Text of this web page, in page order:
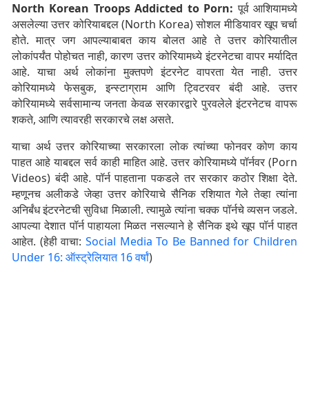
North Korean Troops Addicted to Porn: पूर्व आशियामध्ये
असलेल्या उत्तर कोरियाबद्दल (North Korea) सोशल मीडियावर खूप चर्चा
होते. मात्र जग आपल्याबाबत काय बोलत आहे ते उत्तर कोरियातील
लोकांपर्यंत पोहोचत नाही, कारण उत्तर कोरियामध्ये इंटरनेटचा वापर मर्यादित
आहे. याचा अर्थ लोकांना मुक्तपणे इंटरनेट वापरता येत नाही. उत्तर
कोरियामध्ये फेसबुक, इन्स्टाग्राम आणि ट्विटरवर बंदी आहे. उत्तर
कोरियामध्ये सर्वसामान्य जनता केवळ सरकारद्वारे पुरवलेले इंटरनेटच वापरू
शकते, आणि त्यावरही सरकारचे लक्ष असते.
याचा अर्थ उत्तर कोरियाच्या सरकारला लोक त्यांच्या फोनवर कोण काय
पाहत आहे याबद्दल सर्व काही माहित आहे. उत्तर कोरियामध्ये पॉर्नवर (Porn
Videos) बंदी आहे. पॉर्न पाहताना पकडले तर सरकार कठोर शिक्षा देते.
म्हणूनच अलीकडे जेव्हा उत्तर कोरियाचे सैनिक रशियात गेले तेव्हा त्यांना
अनिर्बंध इंटरनेटची सुविधा मिळाली. त्यामुळे त्यांना चक्क पॉर्नचे व्यसन जडले.
आपल्या देशात पॉर्न पाहायला मिळत नसल्याने हे सैनिक इथे खूप पॉर्न पाहत
आहेत. (हेही वाचा: Social Media To Be Banned for Children
Under 16: ऑस्ट्रेलियात 16 वर्षां)